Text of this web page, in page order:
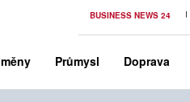
BUSINESS NEWS 24
Průmysl Doprava